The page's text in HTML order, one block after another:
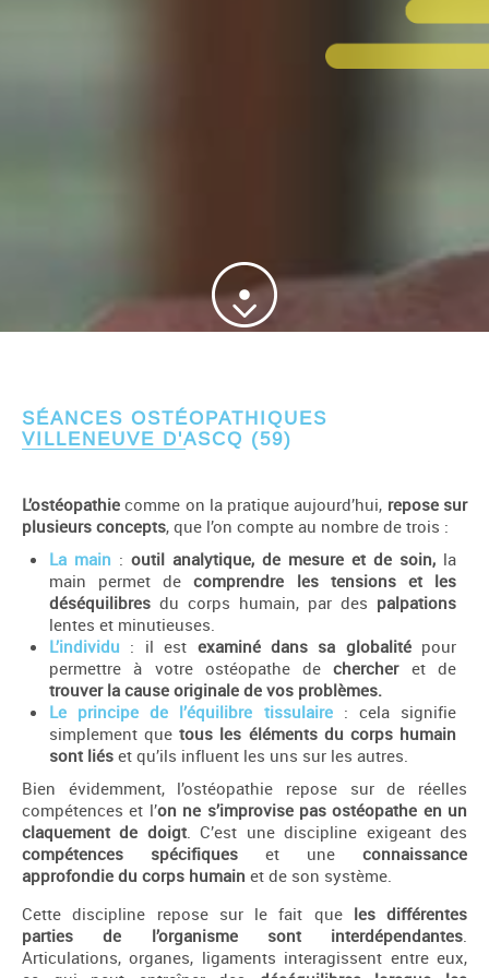
SÉANCES OSTÉOPATHIQUES
VILLENEUVE D'ASCQ (59)
L’ostéopathie comme on la pratique aujourd’hui, repose sur
plusieurs concepts, que l’on compte au nombre de trois :
La main : outil analytique, de mesure et de soin, la
main permet decomprendre les tensions et les
déséquilibres du corps humain, par des palpations
lentes et minutieuses.
L’individu : il est examiné dans sa globalitépour
permettre à votre ostéopathe de chercheret de
trouver la cause originale de vos problèmes.
Le principe de l’équilibre tissulaire: cela signifie
simplement quetous les éléments du corps humain
sont liés et qu’ils influent les uns sur les autres.
Bien évidemment, l’ostéopathie repose sur de réelles
compétences et l’on ne s’improvise pas ostéopathe en un
claquement de doigt. C’est une discipline exigeant des
compétences spécifiques et une connaissance
approfondie du corps humain et de son système.
Cette discipline repose sur le fait queles différentes
parties de l’organisme sont interdépendantes.
Articulations, organes, ligaments interagissent entre eux,